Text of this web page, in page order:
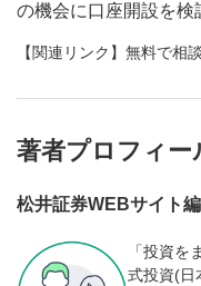
の機会に口座開設を検
【関連リンク】無料で相
著者プロフィー
松井証券WEBサイト
「投資
式投資(日